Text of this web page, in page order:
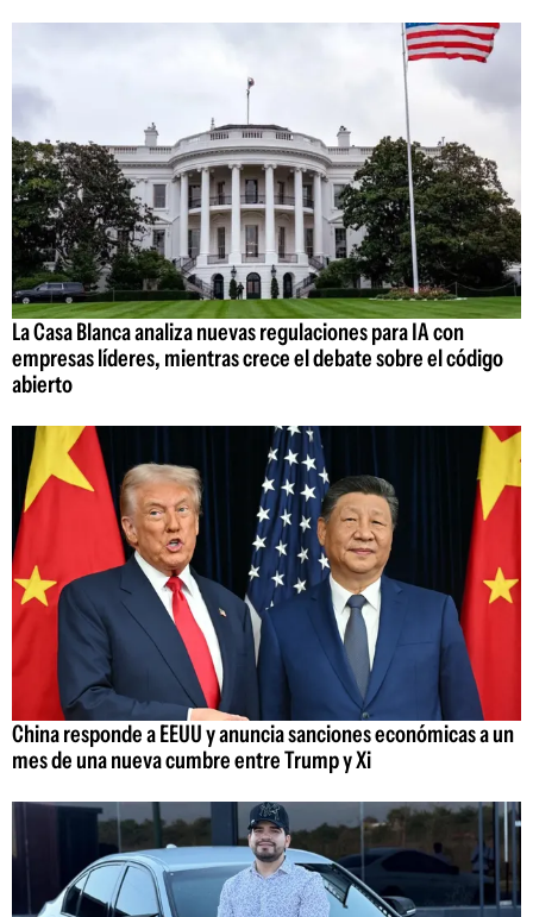
La Casa Blanca analiza nuevas regulaciones para IA con
empresas líderes, mientras crece el debate sobre el código
abierto
China responde a EEUU y anuncia sanciones económicas a un
mes de una nueva cumbre entre Trump y Xi